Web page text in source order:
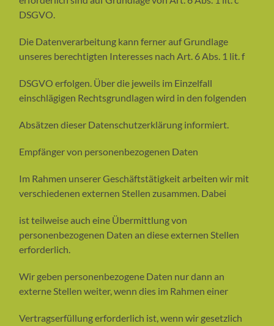
DSGVO.
Die Datenverarbeitung kann ferner auf Grundlage
unseres berechtigten Interesses nach Art. 6 Abs. 1 lit. f
DSGVO erfolgen. Über die jeweils im Einzelfall
einschlägigen Rechtsgrundlagen wird in den folgenden
Absätzen dieser Datenschutzerklärung informiert.
Empfänger von personenbezogenen Daten
Im Rahmen unserer Geschäftstätigkeit arbeiten wir mit
verschiedenen externen Stellen zusammen. Dabei
ist teilweise auch eine Übermittlung von
personenbezogenen Daten an diese externen Stellen
erforderlich.
Wir geben personenbezogene Daten nur dann an
externe Stellen weiter, wenn dies im Rahmen einer
Vertragserfüllung erforderlich ist, wenn wir gesetzlich